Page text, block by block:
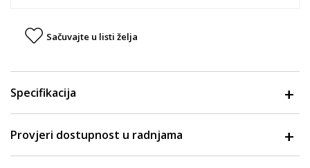
Sačuvajte u listi želja
Specifikacija
Provjeri dostupnost u radnjama